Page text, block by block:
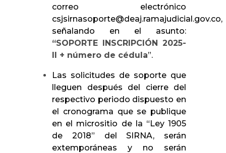
correo electrónico
csjsirnasoporte@deaj.ramajudicial.gov.co,
señalando en el asunto:
“SOPORTE INSCRIPCIÓN 2025-
II + número de cédula”.
Las solicitudes de soporte que
lleguen después del cierre del
respectivo periodo dispuesto en
el cronograma que se publique
en el micrositio de la “Ley 1905
de 2018” del SIRNA, serán
extemporáneas y no serán